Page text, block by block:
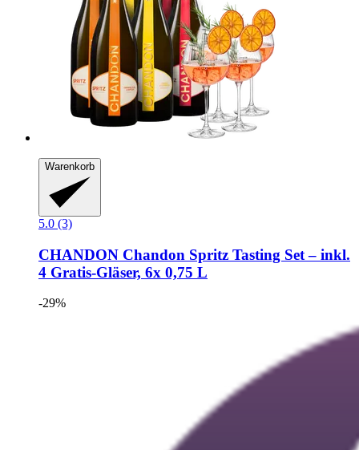
Warenkorb
5.0 (3)
CHANDON Chandon Spritz Tasting Set – inkl.
4 Gratis-​Gläser, 6x 0,75 L
-29%